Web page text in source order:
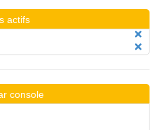
actifs
console